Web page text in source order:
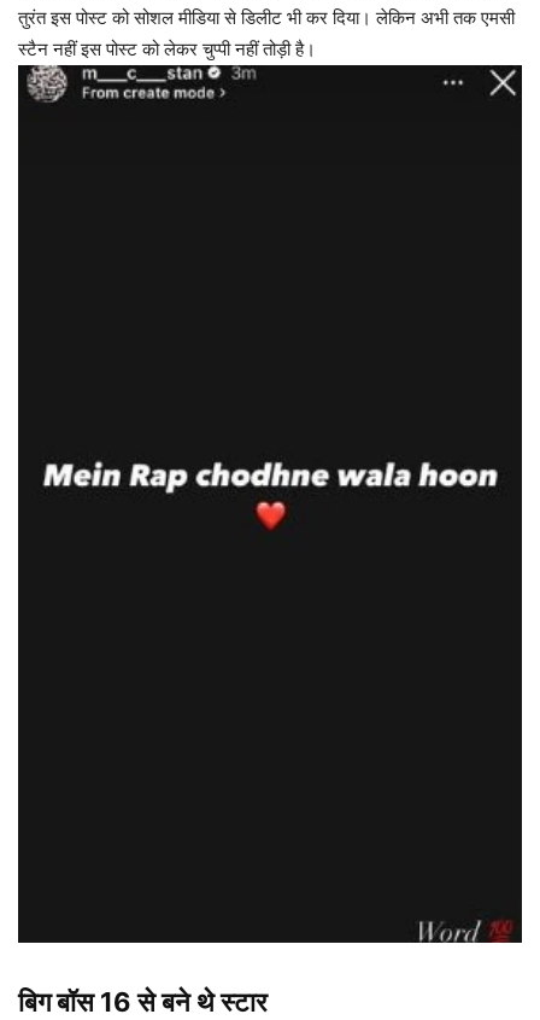
तुरंत इस पोस्ट को सोशल मीडिया से डिलीट भी कर दिया। लेकिन अभी तक एमसी
स्टैन नहीं इस पोस्ट को लेकर चुप्पी नहीं तोड़ी है।
बिग बॉस 16 से बने थे स्टार